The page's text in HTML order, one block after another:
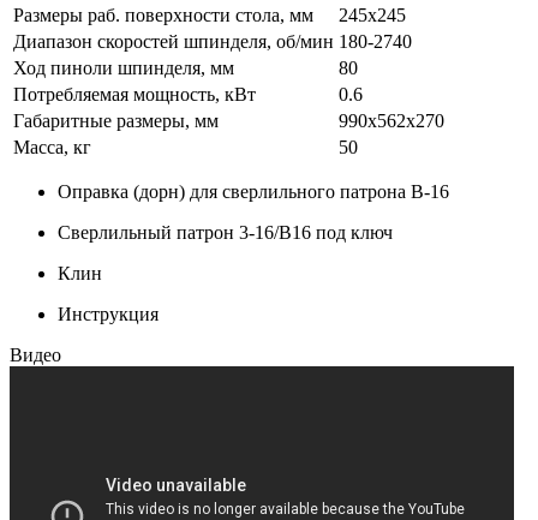
Размеры раб. поверхности стола, мм
245х245
Диапазон скоростей шпинделя, об/мин 180-2740
Ход пиноли шпинделя, мм
80
Потребляемая мощность, кВт
0.6
Габаритные размеры, мм
990х562х270
Масса, кг
50
Оправка (дорн) для сверлильного патрона B-16
Сверлильный патрон 3-16/В16 под ключ
Клин
Инструкция
Видео